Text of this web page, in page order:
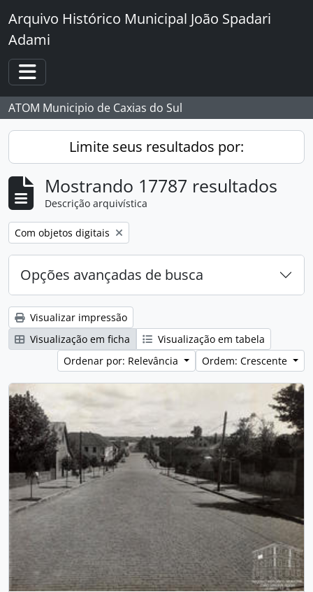
Skip to main content
Arquivo Histórico Municipal João Spadari
Adami
Toggle navigation
ATOM Municipio de Caxias do Sul
Limite seus resultados por:
Mostrando 17787 resultados
Descrição arquivística
Remover filtro:
Com objetos digitais
Opções avançadas de busca
Visualizar impressão
Visualização em ficha
Visualização em tabela
Ordenar por: Relevância
Ordem: Crescente